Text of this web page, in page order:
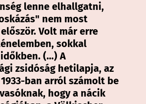
lenne elhallgatni,
nem most
Volt már erre
sokkal
(…) A
zsidóság hetilapja, az
ban arról számolt be
hogy a nácik